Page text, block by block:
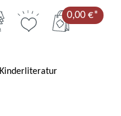
0,00 €*
Kinderliteratur